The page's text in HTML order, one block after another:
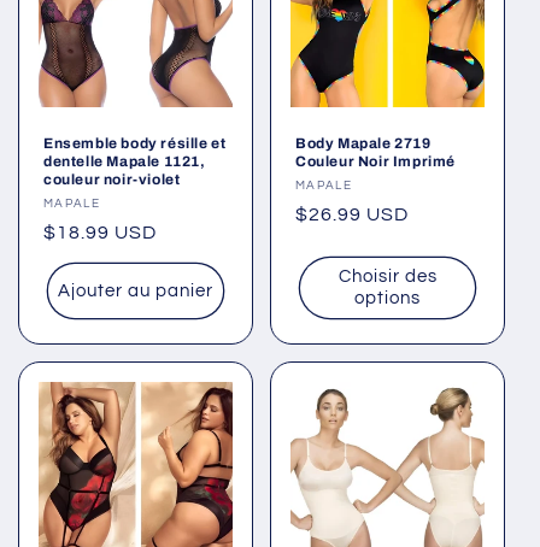
Ensemble body résille et
dentelle Mapale 1121,
couleur noir-violet
Fournisseur :
MAPALE
Prix
habituel
$18.99 USD
Ajouter au panier
Body Mapale 2719
Couleur Noir Imprimé
Fournisseur :
MAPALE
Prix
$26.99 USD
Choisir des
options